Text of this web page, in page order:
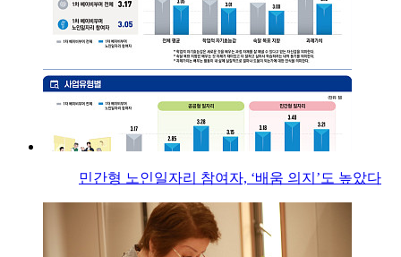
민간형 노인일자리 참여자, ‘배움 의지’도 높았다